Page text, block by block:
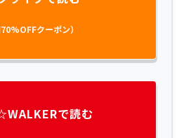
70%OFFクーポン）
で読む